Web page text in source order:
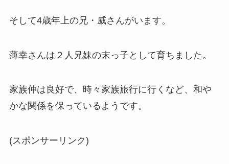
そして4歳年上の兄・威さんがいます。
薄幸さんは２人兄妹の末っ子として育ちました。
家族仲は良好で、時々家族旅行に行くなど、和や
かな関係を保っているようです。
(スポンサーリンク)